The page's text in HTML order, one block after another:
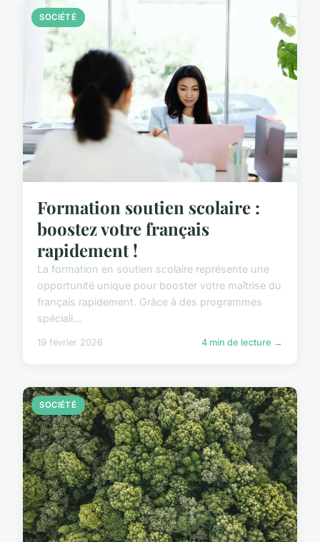
SOCIÉTÉ
Formation soutien scolaire :
boostez votre français
rapidement !
La formation en soutien scolaire représente une
opportunité unique pour booster votre maîtrise du
français rapidement. Grâce à des programmes
spéciali...
19 février 2026 4 min de lecture →
SOCIÉTÉ